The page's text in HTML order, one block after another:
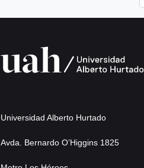
Universidad Alberto Hurtado
Avda. Bernardo O’Higgins 1825